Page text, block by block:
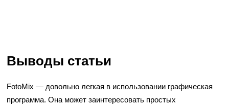
Выводы статьи
FotoMix — довольно легкая в использовании графическая
программа. Она может заинтересовать простых